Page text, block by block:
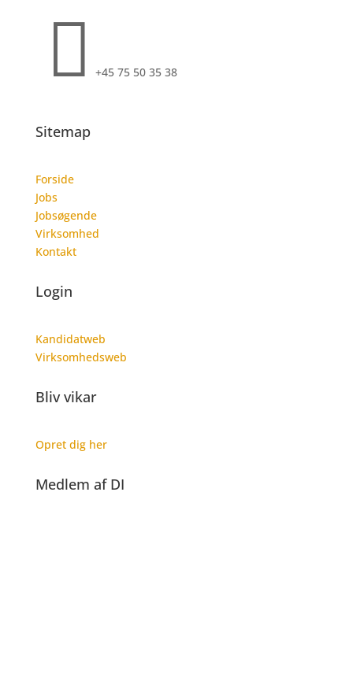
 +45 75 50 35 38
Sitemap
Forside
Jobs
Jobsøgende
Virksomhed
Kontakt
Login
Kandidatweb
Virksomhedsweb
Bliv vikar
Opret dig her
Medlem af DI